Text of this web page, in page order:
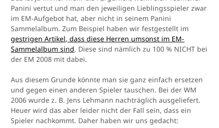
Panini vertut und man den jeweiligen Lieblingsspieler zwar
im EM-Aufgebot hat, aber nicht in seinem Panini
Sammelalbum. Zum Beispiel haben wir festgestellt im
gestrigen Artikel, dass diese Herren umsonst im EM-
Sammelalbum sind. Diese sind nämlich zu 100 % NICHT bei
der EM 2008 mit dabei.
Aus diesem Grunde könnte man sie ganz einfach ersetzen
und gegen einen anderen Spieler tauschen. Bei der WM
2006 wurde z. B. Jens Lehmann nachträglich ausgeliefert.
Heuer wird das aber leider nicht der Fall sein, dass ein
Spieler nachkommt. Daher haben wir uns gedacht: